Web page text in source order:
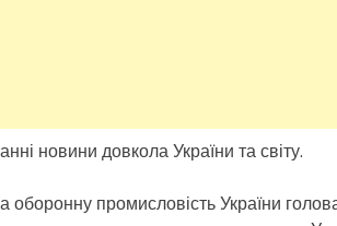
новини довкола України та світу.
промисловість України